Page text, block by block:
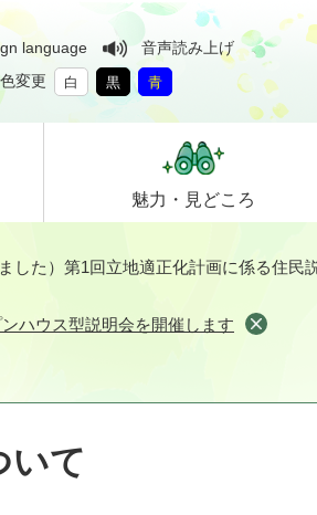
language
音声読み上げ
変更 白 黒 青
魅力・ 見どころ
ました）第1回立地適正化計画に係る住
ハウス型説明会を開催します
いて